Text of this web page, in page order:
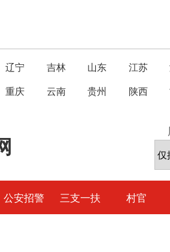
辽宁 吉林 山东 江苏
重庆 云南 贵州 陕西
公安招警 三支一扶 村官